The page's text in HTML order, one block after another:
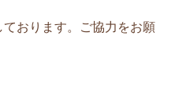
おります。ご協力をお願